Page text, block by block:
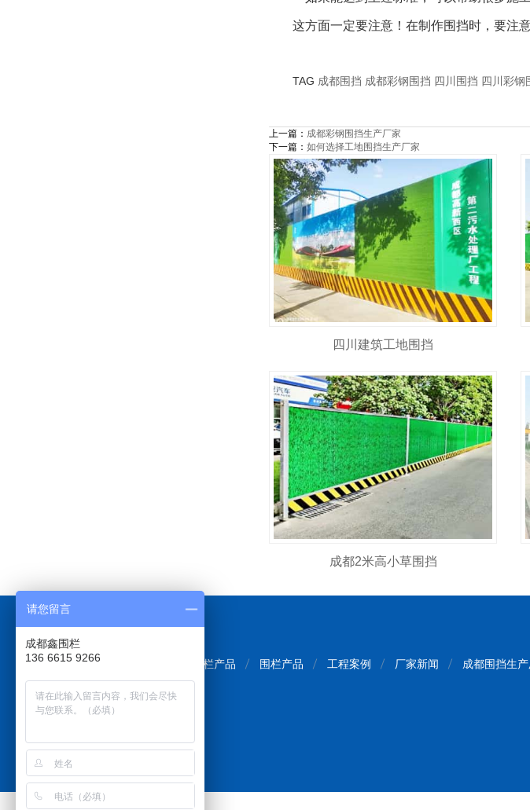
这方面一定要注意！在制作围挡时，要注
TAG 成都围挡 成都彩钢围挡 四川围挡 四川彩钢
上一篇： 成都彩钢围挡生产厂家
下一篇： 如何选择工地围挡生产厂家
四川建筑工地围挡
成都2米高小草围挡
网站首页 护栏产品 围栏产品 工程案例 厂家新闻 成都围挡生
请您留言
成都鑫围栏
136 6615 9266